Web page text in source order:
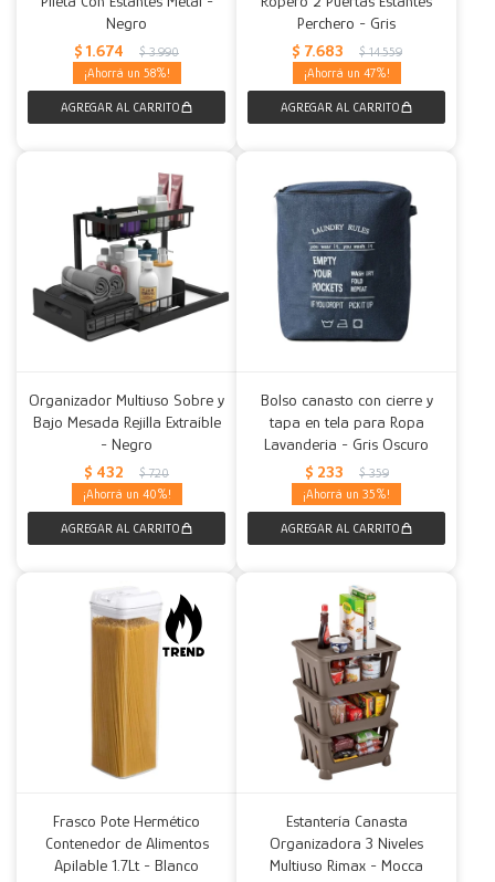
Negro
$ 1.674 $ 3.990
58
Perchero - Gris
$ 7.683 $ 14.559
47
Organizador Multiuso Sobre y
Bajo Mesada Rejilla Extraíble
- Negro
$ 432 $ 720
40
Bolso canasto con cierre y
tapa en tela para Ropa
Lavanderia - Gris Oscuro
$ 233 $ 359
35
Frasco Pote Hermético
Contenedor de Alimentos
Apilable 1.7Lt - Blanco
Estantería Canasta
Organizadora 3 Niveles
Multiuso Rimax - Mocca
Mesas
Calefactores
Acolchados y Frazadas
Fundas
Decoración
Accesorios para el hogar
Accesorios
Muebles Infantiles